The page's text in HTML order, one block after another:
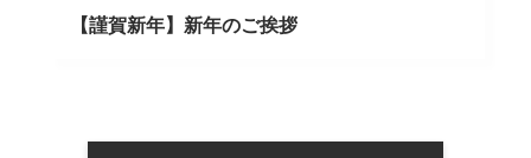
【謹賀新年】新年のご挨拶